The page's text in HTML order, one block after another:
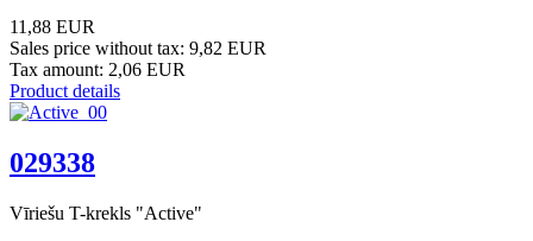
11,88 EUR
Sales price without tax: 9,82 EUR
Tax amount: 2,06 EUR
Product details
029338
Vīriešu T-krekls "Active"